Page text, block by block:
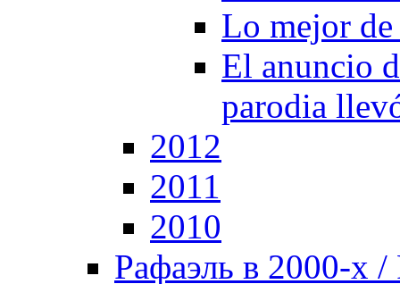
Lo mejor
El anuncio
parodia
2012
2011
2010
Рафаэль в 2000-х /